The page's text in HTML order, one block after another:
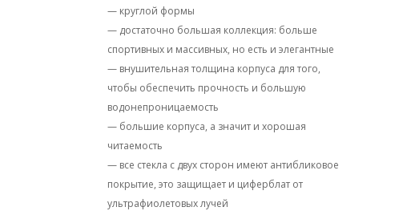
— круглой формы
— достаточно большая коллекция: больше
спортивных и массивных, но есть и элегантные
— внушительная толщина корпуса для того,
чтобы обеспечить прочность и большую
водонепроницаемость
— большие корпуса, а значит и хорошая
читаемость
— все стекла с двух сторон имеют антибликовое
покрытие, это защищает и циферблат от
ультрафиолетовых лучей